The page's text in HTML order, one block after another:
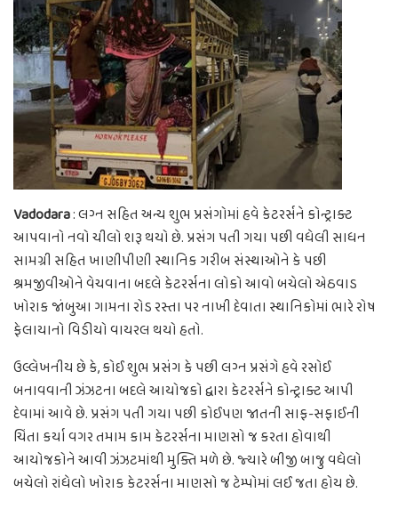
Vadodara: લગ્ન સહિત અન્ય શુભ પ્રસંગોમાં હવે કેટરર્સને કોન્ટ્રાક્ટ
આપવાનો નવો ચીલો શરૂ થયો છે. પ્રસંગ પતી ગયા પછી વધેલી સાધન
સામગ્રી સહિત ખાણીપીણી સ્થાનિક ગરીબ સંસ્થાઓને કે પછી
શ્રમજીવીઓને વેચવાના બદલે કેટરર્સના લોકો આવો બચેલો એઠવાડ
ખોરાક જાંબુઆ ગામના રોડ રસ્તા પર નાખી દેવાતા સ્થાનિકોમાં ભારે રોષ
ફેલાયાનો વિડીયો વાયરલ થયો હતો.
ઉલ્લેખનીય છે કે, કોઈ શુભ પ્રસંગ કે પછી લગ્ન પ્રસંગે હવે રસોઈ
બનાવવાની ઝંઝટના બદલે આયોજકો દ્વારા કેટરર્સને કોન્ટ્રાક્ટ આપી
દેવામાં આવે છે. પ્રસંગ પતી ગયા પછી કોઈપણ જાતની સાફ-સફાઈની
ચિંતા કર્યા વગર તમામ કામ કેટરર્સના માણસો જ કરતા હોવાથી
આયોજકોને આવી ઝંઝટમાંથી મુક્તિ મળે છે. જ્યારે બીજી બાજુ વધેલો
બચેલો રાંધેલો ખોરાક કેટરર્સના માણસો જ ટેમ્પોમાં લઈ જતા હોય છે.